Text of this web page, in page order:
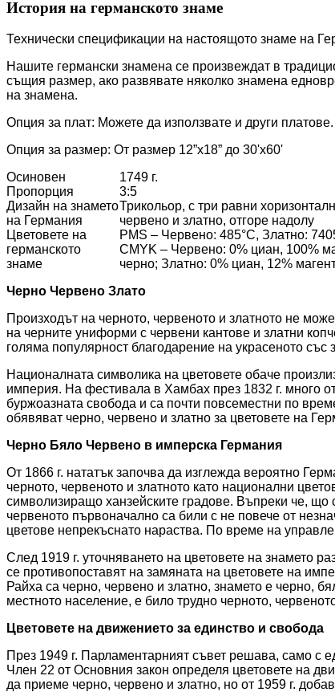
История на германското знаме
Технически спецификации на настоящото знаме на
Нашите германски знамена се произвеждат в
същия размер, ако развявате няколко знамена
на знамена.
Опция за плат: Можете да използвате и други
Опция за размер: От размер 12”x18” до 30'x60'
Осиновен
1749 г.
Пропорция
3:5
Дизайн на знамето
на Германия
Трикольор, с три равни
червено и златно, отгоре надолу
Цветовете на
германското
знаме
PMS – Червено: 485°C, Златно:
CMYK – Червено: 0% циан, 100%
черно; Златно: 0% циан, 12%
Черно Червено Злато
Произходът на черното, червеното и златното не
на черните униформи с червени кантове и златни
голяма популярност благодарение на украсеното
Националната символика на цветовете обаче
империя. На фестивала в Хамбах през 1832 г. много
буржоазната свобода и са почти повсеместни по
обявяват черно, червено и златно за цветовете на
Черно Бяло Червено в имперска Германия
От 1866 г. нататък започва да изглежда вероятно
черното, червеното и златното като национални
символизиращо ханзейските градове. Въпреки че,
червеното първоначално са били с не повече от
цветове непрекъснато нараства. По време на
След 1919 г. уточняването на цветовете на знамето
се противопоставят на замяната на цветовете на
Райха са черно, червено и златно, знамето е черно,
местното население, е било трудно черното,
Цветовете на движението за единство и свобода
През 1949 г. Парламентарният съвет решава, само с
Член 22 от Основния закон определя цветовете на
да приеме черно, червено и златно, но от 1959 г.